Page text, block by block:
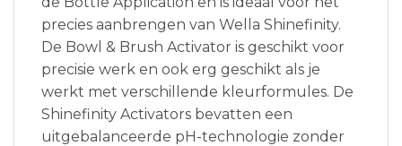
precies aanbrengen van Wella Shinefinity.
De Bowl & Brush Activator is geschikt voor
precisie werk en ook erg geschikt als je
werkt met verschillende kleurformules. De
Shinefinity Activators bevatten een
uitgebalanceerde pH-technologie zonder